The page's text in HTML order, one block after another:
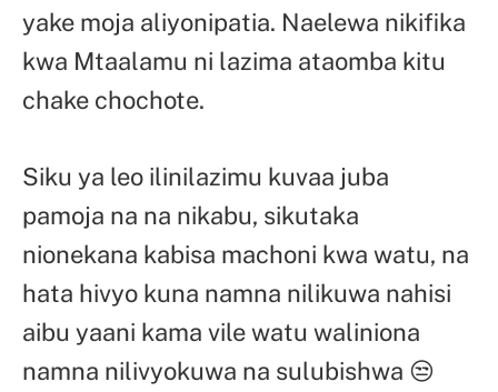
yake moja aliyonipatia. Naelewa nikifika
kwa Mtaalamu ni lazima ataomba kitu
chake chochote.
Siku ya leo ilinilazimu kuvaa juba
pamoja na na nikabu, sikutaka
nionekana kabisa machoni kwa watu, na
hata hivyo kuna namna nilikuwa nahisi
aibu yaani kama vile watu waliniona
namna nilivyokuwa na sulubishwa 😒